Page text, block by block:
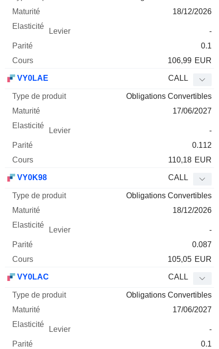
18/12/2026
-
0.1
106,99 EUR
VY0LAE CALL
Obligations Convertibles
17/06/2027
-
0.112
110,18 EUR
VY0K98 CALL
Obligations Convertibles
18/12/2026
-
0.087
105,05 EUR
VY0LAC CALL
Obligations Convertibles
17/06/2027
-
0.1